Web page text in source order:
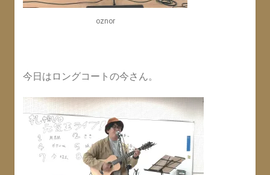
oznor
今日はロングコートの今さん。